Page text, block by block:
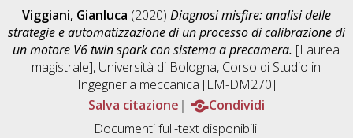
Viggiani, Gianluca (2020) Diagnosi misfire: analisi delle
strategie e automatizzazione di un processo di calibrazione di
un motore V6 twin spark con sistema a precamera. [Laurea
magistrale], Università di Bologna, Corso di Studio in
Ingegneria meccanica [LM-DM270]
Salva citazione
Condividi
Documenti full-text disponibili: